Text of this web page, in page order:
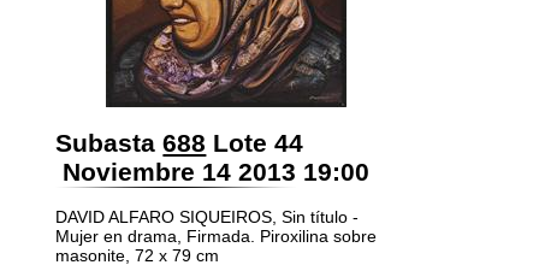
Subasta 688 Lote 44
Noviembre 14 2013 19:00
DAVID ALFARO SIQUEIROS, Sin título -
Mujer en drama, Firmada. Piroxilina sobre
masonite, 72 x 79 cm